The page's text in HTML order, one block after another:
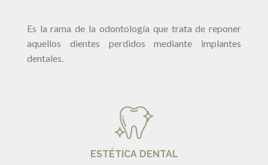
Es la rama de la odontología que trata de reponer
aquellos dientes perdidos mediante implantes
dentales.
ESTÉTICA DENTAL